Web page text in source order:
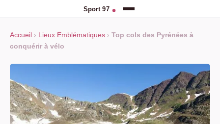
Accueil › Lieux Emblématiques › Top cols des Pyrénées à
conquérir à vélo